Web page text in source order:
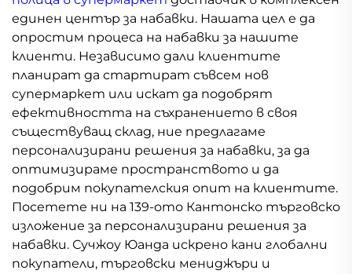
единен център за набавки. Нашата цел е да
опростим процеса на набавки за нашите
клиенти. Независимо дали клиентите
планират да стартират съвсем нов
супермаркет или искат да подобрят
ефективността на съхранението в своя
съществуващ склад, ние предлагаме
персонализирани решения за набавки, за да
оптимизираме пространството и да
подобрим покупателския опит на клиентите.
Посетете ни на 139-ото Кантонско търговско
изложение за персонализирани решения за
набавки. Сучжоу Юанда искрено кани глобални
покупатели, търговски мениджъри и